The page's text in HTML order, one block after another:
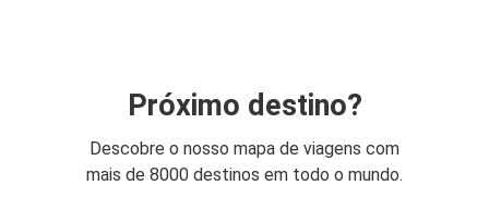
Próximo destino?
Descobre o nosso mapa de viagens com
mais de 8000 destinos em todo o mundo.